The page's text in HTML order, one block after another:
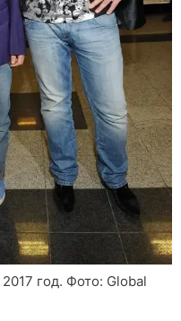
год. Фото: Global